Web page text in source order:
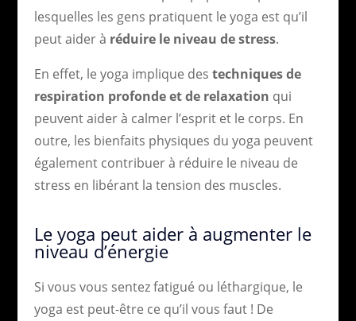
lesquelles les gens pratiquent le yoga est qu’il
peut aider à réduire le niveau de stress.
En effet, le yoga implique des techniques de
respiration profonde et de relaxation qui
peuvent aider à calmer l’esprit et le corps. En
outre, les bienfaits physiques du yoga peuvent
également contribuer à réduire le niveau de
stress en libérant la tension des muscles.
Le yoga peut aider à augmenter le
niveau d’énergie
Si vous vous sentez fatigué ou léthargique, le
yoga est peut-être ce qu’il vous faut ! De